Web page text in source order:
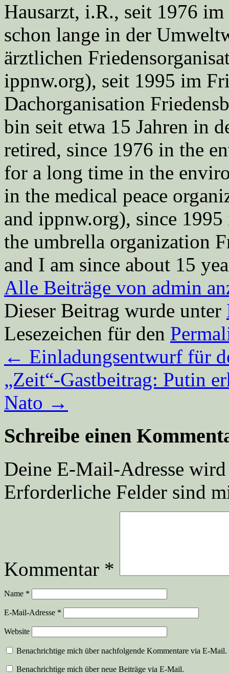
Hausarzt, i.R., seit 1976
schon lange in der
ärztlichen
ippnw.org), seit 1995 im
Dachorganisation
bin seit etwa 15 Jahren in
retired, since 1976 in the
for a long time in the
in the medical peace
and ippnw.org), since
the umbrella organization
and I am since about 15
Alle Beiträge von admin
Dieser Beitrag wurde unter
Lesezeichen für den
← Einladungsentwurf für
„Zeit“-Gastbeitrag: Putin
Nato →
Schreibe einen
Deine E-Mail-Adresse
Erforderliche Felder sind
Kommentar *
Name *
E-Mail-Adresse *
Website
Benachrichtige mich über nachfolgende Kommentare via E-Mail.
Benachrichtige mich über neue Beiträge via E-Mail.